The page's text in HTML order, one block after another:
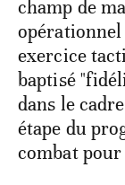
champ de
exercice
baptisé
dans le
étape du
combat pour